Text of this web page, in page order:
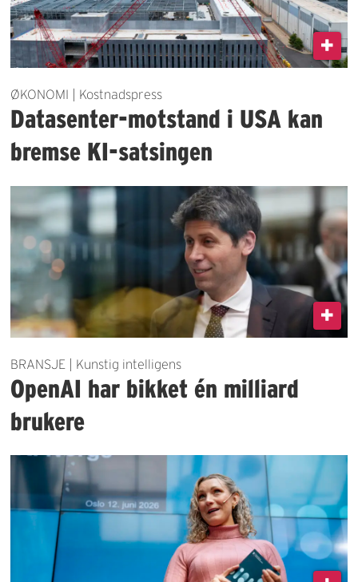
ØKONOMI | Kostnadspress
Datasenter-motstand i USA kan
bremse KI-satsingen
BRANSJE | Kunstig intelligens
OpenAI har bikket én milliard
brukere